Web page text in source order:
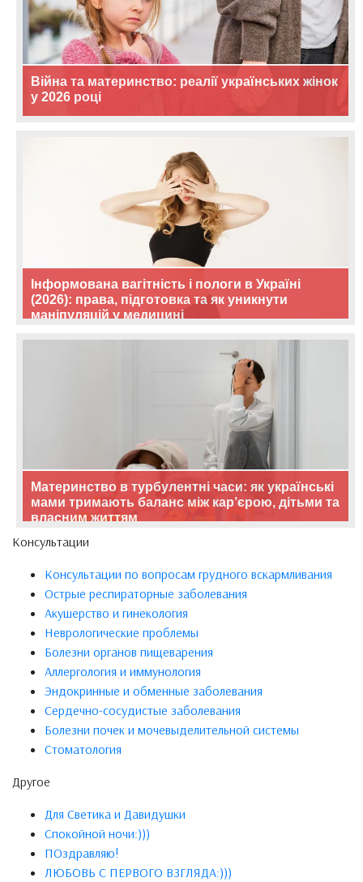
Війна та материнство: реалії українських жінок
у 2026 році
Інформована вагітність і пологи в Україні
(2026): права, підготовка та як уникнути
маніпуляцій у медицині
Материнство в турбулентні часи: як українські
мами тримають баланс між кар’єрою, дітьми та
власним життям
Консультации
Консультации по вопросам грудного вскармливания
Острые респираторные заболевания
Акушерство и гинекология
Неврологические проблемы
Болезни органов пищеварения
Аллергология и иммунология
Эндокринные и обменные заболевания
Сердечно-сосудистые заболевания
Болезни почек и мочевыделительной системы
Стоматология
Другое
Для Светика и Давидушки
Спокойной ночи:)))
ПОздравляю!
ЛЮБОВЬ С ПЕРВОГО ВЗГЛЯДА:)))